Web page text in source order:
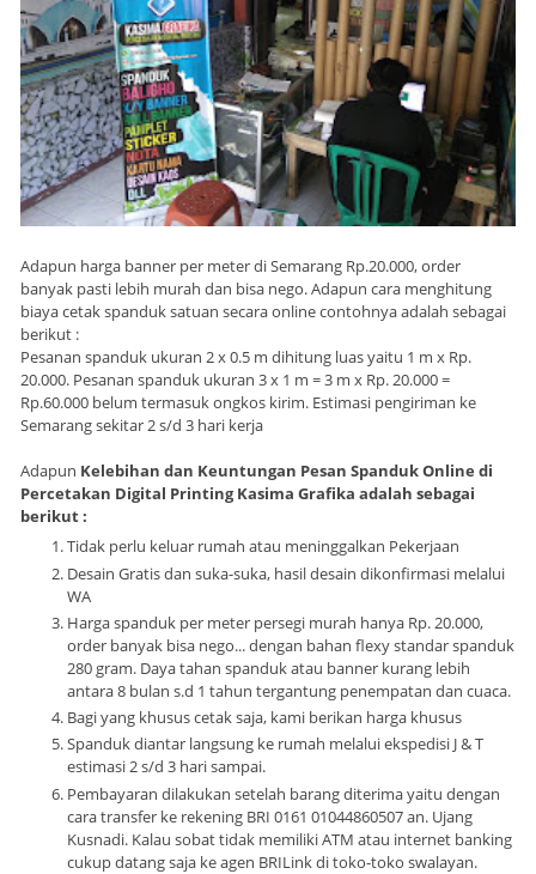
Adapun harga banner per meter di Semarang Rp.20.000, order
banyak pasti lebih murah dan bisa nego. Adapun cara menghitung
biaya cetak spanduk satuan secara online contohnya adalah sebagai
berikut :
Pesanan spanduk ukuran 2 x 0.5 m dihitung luas yaitu 1 m x Rp.
20.000. Pesanan spanduk ukuran 3 x 1 m = 3 m x Rp. 20.000 =
Rp.60.000 belum termasuk ongkos kirim. Estimasi pengiriman ke
Semarang sekitar 2 s/d 3 hari kerja
Adapun Kelebihan dan Keuntungan Pesan Spanduk Online di
Percetakan Digital Printing Kasima Grafika adalah sebagai
berikut :
Tidak perlu keluar rumah atau meninggalkan Pekerjaan
Desain Gratis dan suka-suka, hasil desain dikonfirmasi melalui
WA
Harga spanduk per meter persegi murah hanya Rp. 20.000,
order banyak bisa nego... dengan bahan flexy standar spanduk
280 gram. Daya tahan spanduk atau banner kurang lebih
antara 8 bulan s.d 1 tahun tergantung penempatan dan cuaca.
Bagi yang khusus cetak saja, kami berikan harga khusus
Spanduk diantar langsung ke rumah melalui ekspedisi J & T
estimasi 2 s/d 3 hari sampai.
Pembayaran dilakukan setelah barang diterima yaitu dengan
cara transfer ke rekening BRI 0161 01044860507 an. Ujang
Kusnadi. Kalau sobat tidak memiliki ATM atau internet banking
cukup datang saja ke agen BRILink di toko-toko swalayan.